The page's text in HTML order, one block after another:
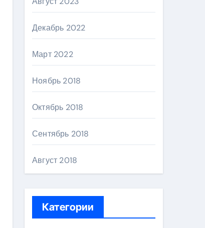
Декабрь 2022
Март 2022
Ноябрь 2018
Октябрь 2018
Сентябрь 2018
Август 2018
Категории